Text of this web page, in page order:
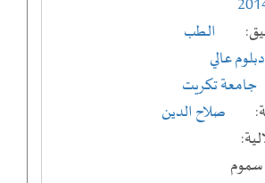
الطب
دبلوم عالي
جامعة تكريت
صلاح الدين
سموم